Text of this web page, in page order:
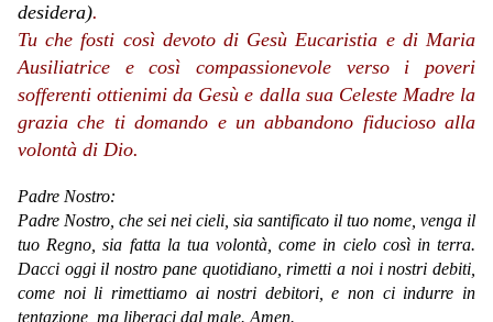
desidera).
Tu che fosti così devoto di Gesù Eucaristia e di Maria
Ausiliatrice e così compassionevole verso i poveri
sofferenti ottienimi da Gesù e dalla sua Celeste Madre la
grazia che ti domando e un abbandono fiducioso alla
volontà di Dio.
Padre Nostro:
Padre Nostro, che sei nei cieli, sia santificato il tuo nome, venga il
tuo Regno, sia fatta la tua volontà, come in cielo così in terra.
Dacci oggi il nostro pane quotidiano, rimetti a noi i nostri debiti,
come noi li rimettiamo ai nostri debitori, e non ci indurre in
tentazione, ma liberaci dal male. Amen.